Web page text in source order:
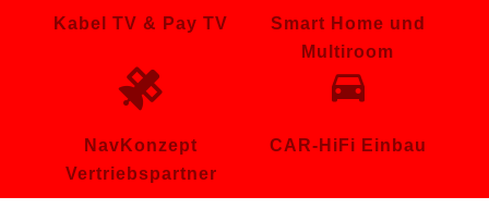
Kabel TV & Pay TV
Smart Home und
Multiroom
NavKonzept
Vertriebspartner
CAR-HiFi Einbau